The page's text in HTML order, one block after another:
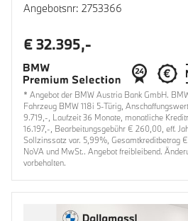
Angebotsnr: 2753366
€ 32.395,-
* Angebot der BMW Austria Bank GmbH.
Fahrzeug BMW 118i 5-Türig,
9.719,-, Laufzeit 36 Monate, monatliche
16.197,-, Bearbeitungsgebühr € 260,00, eff.
Sollzinssatz var. 5,99%, Gesamtkreditbetrag
NoVA und MwSt.. Angebot freibleibend.
vorbehalten.